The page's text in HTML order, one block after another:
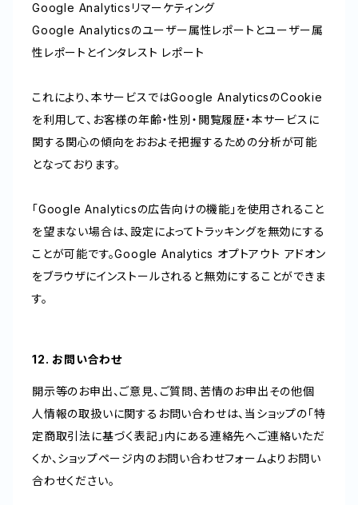
Google Analyticsリマーケティング
Google Analyticsのユーザー属性レポートとユーザー属
性レポートとインタレスト レポート
これにより、本サービスではGoogle AnalyticsのCookie
を利用して、お客様の年齢・性別・閲覧履歴・本サービスに
関する関心の傾向をおおよそ把握するための分析が可能
となっております。
「Google Analyticsの広告向けの機能」を使用されること
を望まない場合は、設定によってトラッキングを無効にする
ことが可能です。Google Analytics オプトアウト アドオン
をブラウザにインストールされると無効にすることができま
す。
12. お問い合わせ
開示等のお申出、ご意見、ご質問、苦情のお申出その他個
人情報の取扱いに関するお問い合わせは、当ショップの「特
定商取引法に基づく表記」内にある連絡先へご連絡いただ
くか、ショップページ内のお問い合わせフォームよりお問い
合わせください。